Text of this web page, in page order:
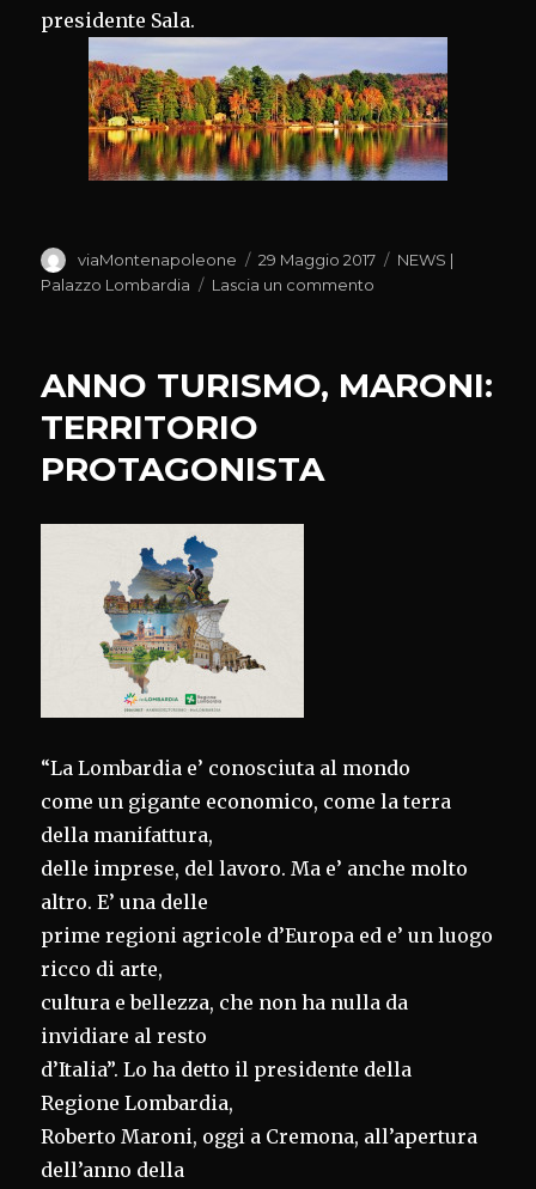
presidente Sala.
Autore
viaMontenapoleone
Pubblicato
il
29 Maggio 2017 Categorie
NEWS |
Palazzo Lombardia
Lascia un commento
REGIONI
ANNO TURISMO, MARONI:
TERRITORIO
PROTAGONISTA
“La Lombardia e’ conosciuta al mondo
come un gigante economico, come la terra
della manifattura,
delle imprese, del lavoro. Ma e’ anche molto
altro. E’ una delle
prime regioni agricole d’Europa ed e’ un luogo
ricco di arte,
cultura e bellezza, che non ha nulla da
invidiare al resto
d’Italia”. Lo ha detto il presidente della
Regione Lombardia,
Roberto Maroni, oggi a Cremona, all’apertura
dell’anno della